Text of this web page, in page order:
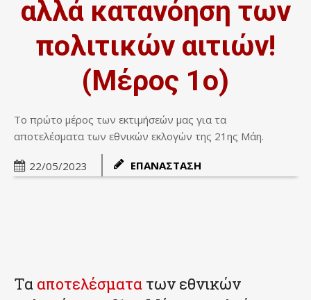
αλλά κατανόηση των
πολιτικών αιτιών!
(Μέρος 1ο)
Το πρώτο μέρος των εκτιμήσεών μας για τα
αποτελέσματα των εθνικών εκλογών της 21ης Μάη.
22/05/2023 ΕΠΑΝΑΣΤΑΣΗ
Τα αποτελέσματα των εθνικών